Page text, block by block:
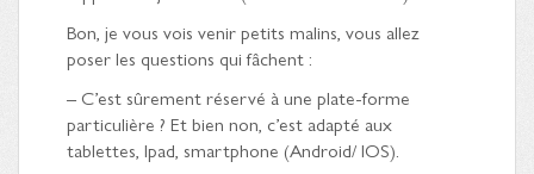
Bon, je vous vois venir petits malins, vous allez
poser les questions qui fâchent :
– C’est sûrement réservé à une plate-forme
particulière ? Et bien non, c’est adapté aux
tablettes, Ipad, smartphone (Android/ IOS).